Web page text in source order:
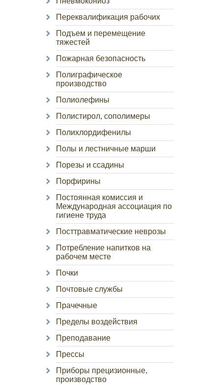
Переквалификация рабочих
Подъем и перемещение
тяжестей
Пожарная безопасность
Полиграфическое
производство
Полиолефины
Полистирол, сополимеры
Полихлордифенилы
Полы и лестничные марши
Порезы и ссадины
Порфирины
Постоянная комиссия и
Международная ассоциация по
гигиене труда
Посттравматические неврозы
Потребление напитков на
рабочем месте
Почки
Почтовые службы
Прачечные
Пределы воздействия
Преподавание
Прессы
Приборы прецизионные,
производство